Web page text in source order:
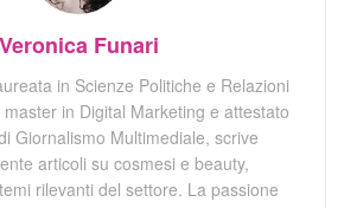
Veronica Funari
in Scienze Politiche e Relazioni
in Digital Marketing e attestato
Giornalismo Multimediale, scrive
articoli su cosmesi e beauty,
rilevanti del settore. La passione